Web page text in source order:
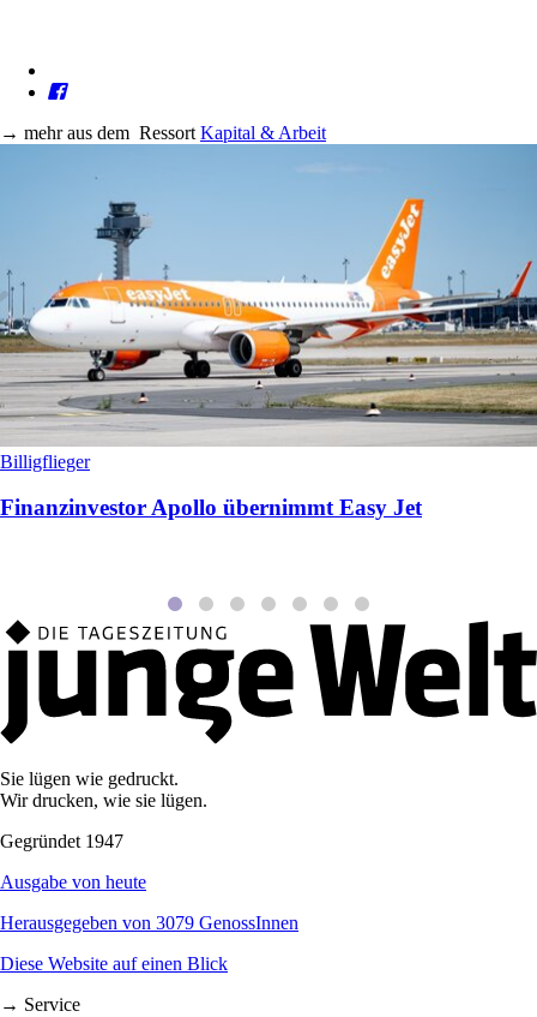
→ mehr aus dem Ressort Kapital & Arbeit
Billigflieger
Finanzinvestor Apollo übernimmt Easy Jet
Sie lügen wie gedruckt.
Wir drucken, wie sie lügen.
Gegründet 1947
Ausgabe von heute
Herausgegeben von 3079 GenossInnen
Diese Website auf einen Blick
→ Service